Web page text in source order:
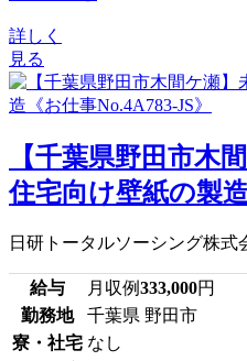
詳しく
見る
【千葉県野田市木
住宅向け壁紙の製
日研トータルソーシング株式
給与 月収例333,000円
勤務地
千葉県 野田市
寮・社宅 なし